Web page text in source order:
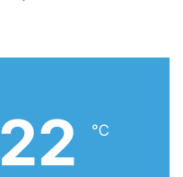
22 ℃